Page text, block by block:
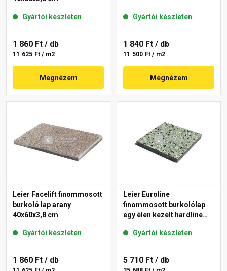
Gyártói készleten
1 860 Ft / db
11 625 Ft / m2
Megnézem
Gyártói készleten
1 840 Ft / db
11 500 Ft / m2
Megnézem
Leier Facelift finommosott
burkoló lap arany
40x60x3,8 cm
Gyártói készleten
1 860 Ft / db
Leier Euroline
finommosott burkolólap
egy élen kezelt hardline
Gyártói készleten
5 710 Ft / db